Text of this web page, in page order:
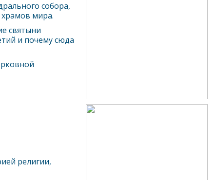
собора,
мира.
святыни
и почему сюда
религии,